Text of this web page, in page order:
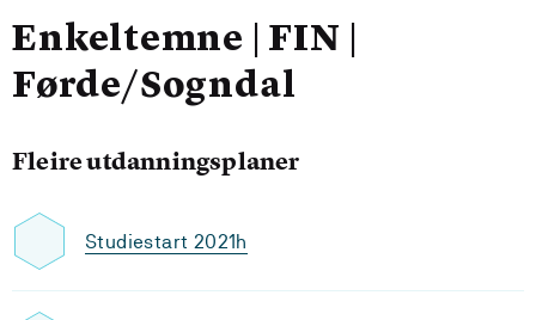
Enkeltemne | FIN |
Førde/Sogndal
Fleire utdanningsplaner
Studiestart 2021h